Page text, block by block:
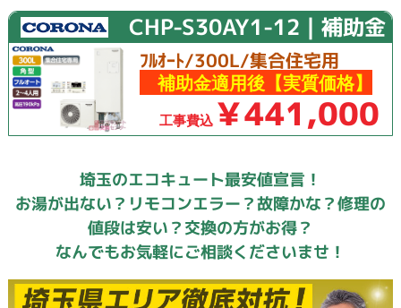
CHP-S30AY1-12｜補助金
ﾌﾙｵｰﾄ/300L/集合住宅用
補助金適用後【実質価格】
工事費込 ￥441,000
埼玉のエコキュート最安値宣言！
お湯が出ない？リモコンエラー？故障かな？修理の
値段は安い？交換の方がお得？
なんでもお気軽にご相談くださいませ！